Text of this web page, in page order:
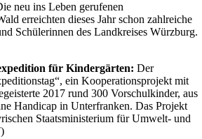
neu ins Leben gerufenen
erreichten dieses Jahr schon zahlreiche
Schülerinnen des Landkreises Würzburg.
für Kindergärten:Der
ein Kooperationsprojekt mit
2017 rund 300 Vorschulkinder, aus
Handicap in Unterfranken. Das Projekt
Staatsministerium für Umwelt- und